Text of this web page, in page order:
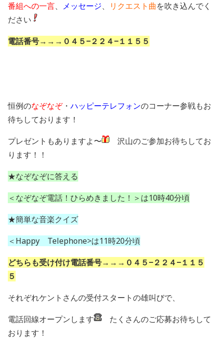
番組への一言、 メッセージ、 リクエスト曲を吹き込んでく
ださい
電話番号→→→０４５−２２４−１１５５
恒例のなぞなぞ・ ハッピーテレフォンのコーナー参戦もお
待ちしております！
プレゼントもありますよ〜
沢山のご参加お待ちしてお
ります！！
★なぞなぞに答える
＜なぞなぞ電話！ひらめきました！＞は10時40分頃
★簡単な音楽クイズ
＜Happy Telephone>は11時20分頃
どちらも受け付け電話番号→→→０４５−２２４−１１５
５
それぞれケントさんの受付スタートの雄叫びで、
電話回線オープンします
たくさんのご応募お待ちして
おります！